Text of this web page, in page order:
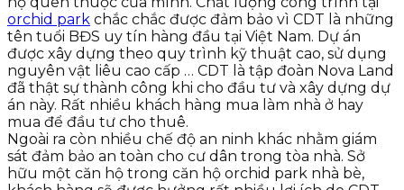
orchid park chắc chắc được đảm bảo vì CDT là những
tên tuổi BĐS uy tín hàng đầu tại Việt Nam. Dự án
được xây dựng theo quy trình kỹ thuật cao, sử dụng
nguyên vật liêu cao cấp … CDT là tập đoàn Nova Land
đã thật sự thành công khi cho đầu tư và xây dựng dự
án này. Rất nhiều khách hàng mua làm nhà ở hay
mua để đầu tư cho thuê.
Ngoài ra còn nhiều chế độ an ninh khác nhằm giám
sát đảm bảo an toàn cho cư dân trong tòa nhà. Sở
hữu một căn hộ trong căn hộ orchid park nhà bè,